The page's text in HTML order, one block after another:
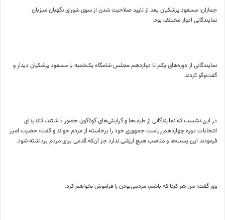
جماران: مسعود پزشکیان بعد از تایید صلاحیت شدن از سوی شورای نگهبان میزبان
نمایندگانی ادوار مختلف بود.
نمایندگانی از دوره‌های یکم تا دوازدهم مجلس شامگاه یک‌شنبه با مسعود پزشکیان دیدار و
گفت‌وگو کردند.
در این نشست که نمایندگانی از طیف‌ها و گرایش‌های گوناگون حضور داشتند، کاندیدای
انتخابات دوره چهاردهم ریاست جمهوری خود را برخاسته از مردم خواند و گفت: حضرت امیر
فرمودند این پست‌ها و مناصب هیچ ارزشی ندارد جز آن‌که قدمی برای مردم برداشته شود.
وی گفت: من هر کجا که باشم، مردمی‌بودن را فراموش نخواهم کرد.